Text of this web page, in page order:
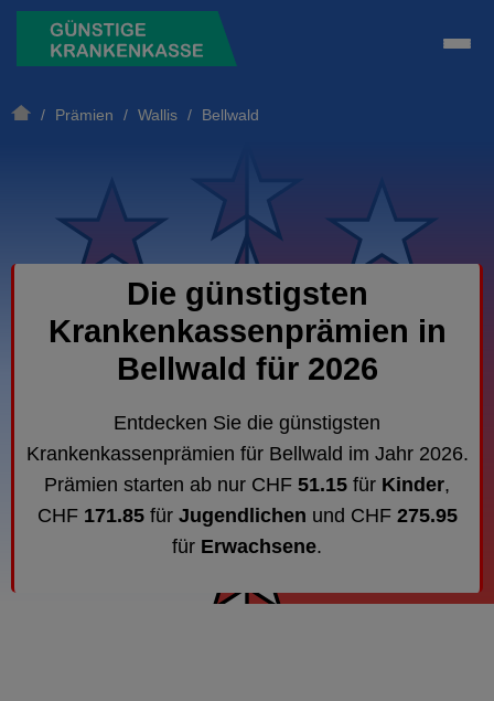
/ Prämien / Wallis/ Bellwald
Die günstigsten
Krankenkassenprämien in
Bellwald für 2026
Entdecken Sie die günstigsten
Krankenkassenprämien für Bellwald im Jahr 2026.
Prämien starten ab nur CHF 51.15 für Kinder,
CHF 171.85für Jugendlichen und CHF 275.95
für Erwachsene.